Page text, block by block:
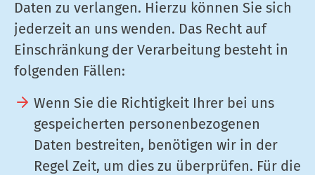
Daten zu verlangen. Hierzu können Sie sich
jederzeit an uns wenden. Das Recht auf
Einschränkung der Verarbeitung besteht in
folgenden Fällen:
Wenn Sie die Richtigkeit Ihrer bei uns
gespeicherten personenbezogenen
Daten bestreiten, benötigen wir in der
Regel Zeit, um dies zu überprüfen. Für die